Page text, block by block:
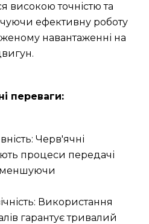
високою точністю та
ефективну роботу
навантаженні на
переваги:
Черв'ячні
процеси передачі
Використання
гарантує тривалий